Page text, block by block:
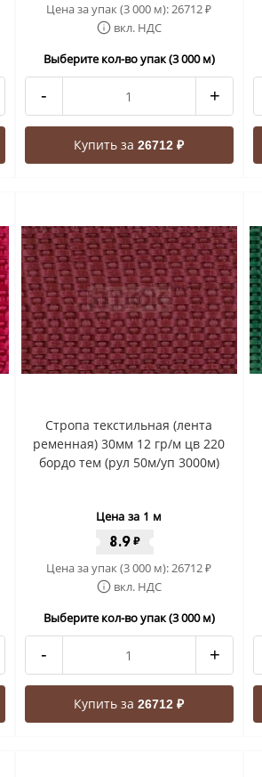
Цена за упак (3 000 м):26712₽
вкл. НДС
Выберите кол-во упак (3 000 м)
- +
Купить за26712 ₽
Стропа текстильная (лента
ременная) 30мм 12 гр/м цв 220
бордо тем (рул 50м/уп 3000м)
Цена за 1 м
8.9₽
Цена за упак (3 000 м):26712₽
вкл. НДС
Выберите кол-во упак (3 000 м)
- +
Купить за26712 ₽